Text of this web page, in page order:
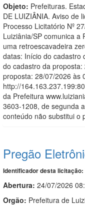
Objeto: Prefeituras.
DE LUIZIÂNIA. Aviso de
Processo Licitatório Nº
Luiziânia/SP comunica a
uma retroescavadeira
datas: Início do cadastro
do cadastro da
proposta: 28/07/2026 às
http://
da Prefeitura
3603-1208, de segunda
conteúdo não substitui o
Pregão
Identificador desta licitação:
Abertura: 24/07/2026
Orgão: Prefeitura de